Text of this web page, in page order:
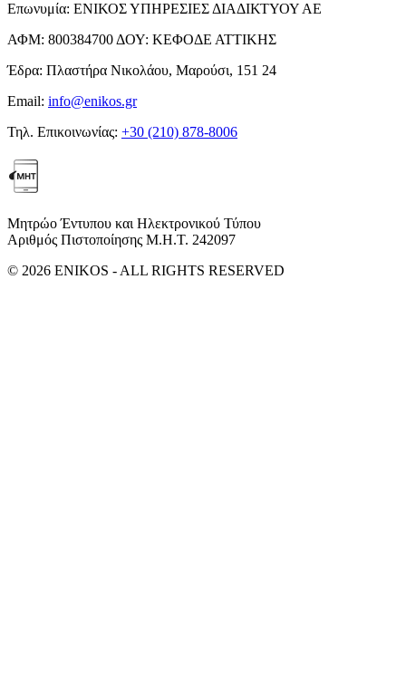
Επωνυμία: ΕΝΙΚΟΣ ΥΠΗΡΕΣΙΕΣ ΔΙΑΔΙΚΤΥΟΥ ΑΕ
ΑΦΜ: 800384700 ΔΟΥ: ΚΕΦΟΔΕ ΑΤΤΙΚΗΣ
Έδρα: Πλαστήρα Νικολάου, Μαρούσι, 151 24
Email: info@enikos.gr
Τηλ. Επικοινωνίας: +30 (210) 878-8006
Μητρώο Έντυπου και Ηλεκτρονικού Τύπου
Αριθμός Πιστοποίησης Μ.Η.Τ. 242097
© 2026 ENIKOS - ALL RIGHTS RESERVED